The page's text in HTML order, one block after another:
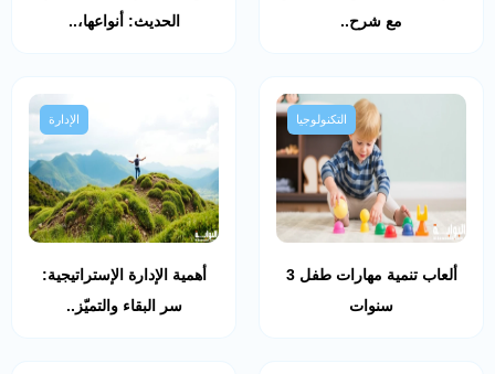
مع شرح..
الحديث: أنواعها،..
التكنولوجيا
ألعاب تنمية مهارات طفل 3
سنوات
الإدارة
أهمية الإدارة الإستراتيجية:
سر البقاء والتميّز..